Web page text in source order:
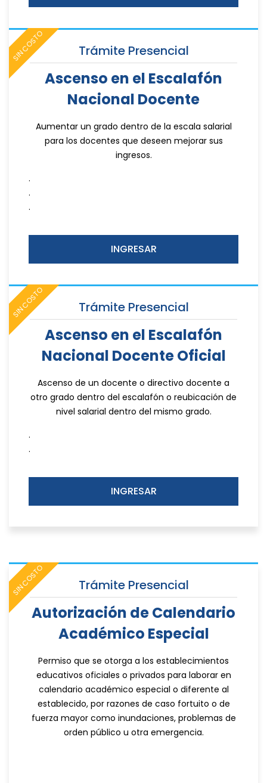
SIN COSTO Trámite Presencial
Ascenso en el Escalafón
Nacional Docente
Aumentar un grado dentro de la escala salarial
para los docentes que deseen mejorar sus
ingresos.
.
.
.
INGRESAR
SIN COSTO Trámite Presencial
Ascenso en el Escalafón
Nacional Docente Oficial
Ascenso de un docente o directivo docente a
otro grado dentro del escalafón o reubicación de
nivel salarial dentro del mismo grado.
.
.
INGRESAR
SIN COSTO Trámite Presencial
Autorización de Calendario
Académico Especial
Permiso que se otorga a los establecimientos
educativos oficiales o privados para laborar en
calendario académico especial o diferente al
establecido, por razones de caso fortuito o de
fuerza mayor como inundaciones, problemas de
orden público u otra emergencia.